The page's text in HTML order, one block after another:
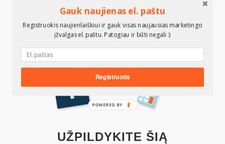
UŽPILDYKITE ŠIĄ
Gauk naujienas el. paštu
Registruokis naujienlaiškiui ir gauk visas naujausias marketingo
įžvalgas el. paštu. Patogiau ir būti negali :)
Registruotis
POWERED BY